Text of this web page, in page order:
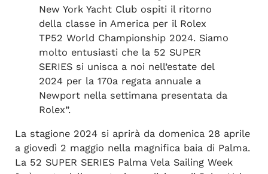
New York Yacht Club ospiti il ​​ritorno
della classe in America per il Rolex
TP52 World Championship 2024. Siamo
molto entusiasti che la 52 SUPER
SERIES si unisca a noi nell’estate del
2024 per la 170a regata annuale a
Newport nella settimana presentata da
Rolex”.
La stagione 2024 si aprirà da domenica 28 aprile
a giovedì 2 maggio nella magnifica baia di Palma.
La 52 SUPER SERIES Palma Vela Sailing Week